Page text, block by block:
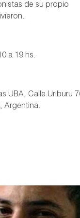
de su propio
a 19 hs.
UBA, Calle Uriburu
Argentina.